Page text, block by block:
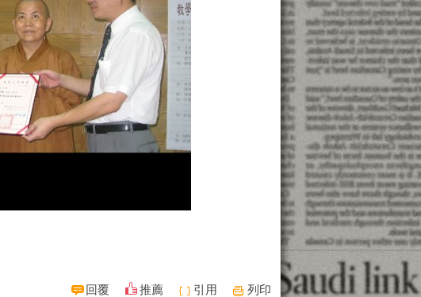
回覆 推薦 引用 列印